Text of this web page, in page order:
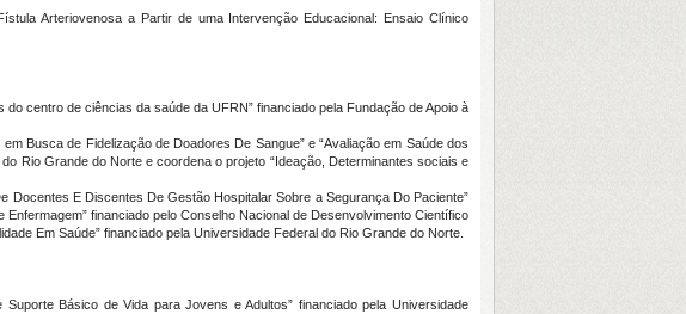
Arteriovenosa a Partir de uma Intervenção Educacional: Ensaio Clínico
centro de ciências da saúde da UFRN” financiado pela Fundação de Apoio à
Busca de Fidelização de Doadores De Sangue” e “Avaliação em Saúde dos
Rio Grande do Norte e coordena o projeto “Ideação, Determinantes sociais e
E Discentes De Gestão Hospitalar Sobre a Segurança Do Paciente”
financiado pelo Conselho Nacional de Desenvolvimento Científico
Em Saúde” financiado pela Universidade Federal do Rio Grande do Norte.
Básico de Vida para Jovens e Adultos” financiado pela Universidade